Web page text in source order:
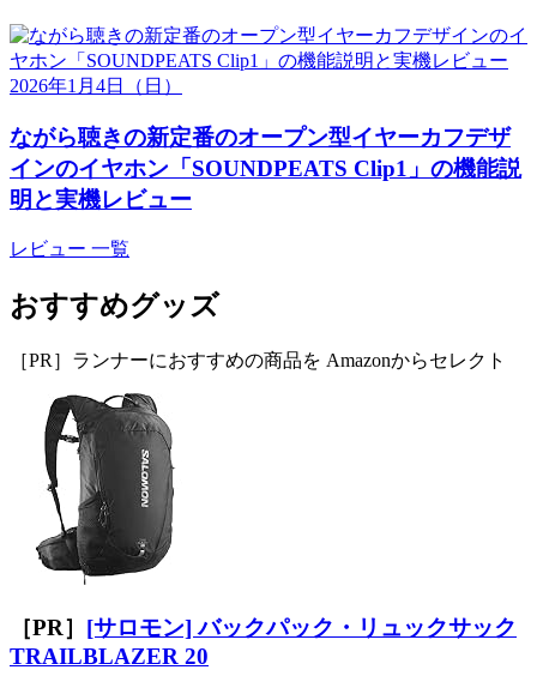
2026年1月4日 （日）
ながら聴きの新定番のオープン型イヤーカフデザ
インのイヤホン「SOUNDPEATS Clip1」の機能説
明と実機レビュー
レビュー 一覧
おすすめグッズ
［PR］ランナーにおすすめの商品を Amazonからセレクト
［PR］ [サロモン] バックパック・リュックサック
TRAILBLAZER 20